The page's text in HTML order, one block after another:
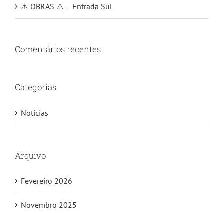
⚠️ OBRAS ⚠️ – Entrada Sul
Comentários recentes
Categorias
Noticias
Arquivo
Fevereiro 2026
Novembro 2025